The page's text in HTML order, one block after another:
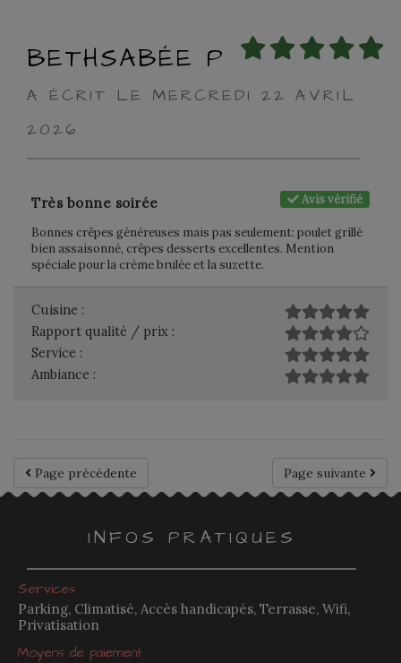
BETHSABÉE P
A ÉCRIT LE MERCREDI 22 AVRIL
2026
Avis vérifié
Très bonne soirée
Bonnes crêpes généreuses mais pas seulement: poulet grillé
bien assaisonné, crêpes desserts excellentes. Mention
spéciale pour la crème brulée et la suzette.
Cuisine :
Rapport qualité / prix :
Service :
Ambiance :
Page suivante
Page précédente
INFOS PRATIQUES
Services
Parking, Climatisé, Accès handicapés, Terrasse, Wifi,
Privatisation
Moyens de paiement